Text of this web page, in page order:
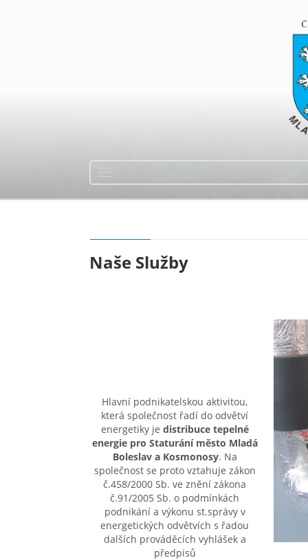
Naše Služby
Hlavní podnikatelskou aktivitou,
která společnost řadí do odvětví
energetiky je distribuce tepelné
energie pro Staturání město Mladá
Boleslav a Kosmonosy. Na
společnost se proto vztahuje zákon
č.458/2000 Sb. ve znění zákona
č.91/2005 Sb. o podmínkách
podnikání a výkonu st.správy v
energetických odvětvích s řadou
dalších prováděcích vyhlášek a
předpisů